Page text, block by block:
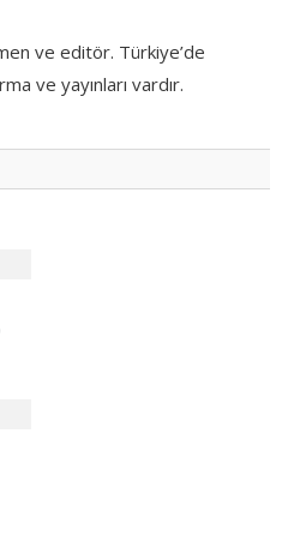
ve editör. Türkiye’de
ve yayınları vardır.